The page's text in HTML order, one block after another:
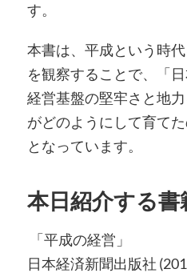
す。
本書は、平成という時
を観察することで、「
経営基盤の堅牢さと地
がどのようにして育て
となっています。
本日紹介する書
「平成の経営」
日本経済新聞出版社